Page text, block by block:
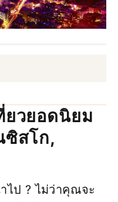
ยวยอดนิยม
ซิสโก,
ไป ? ไม่ว่าคุณจะ